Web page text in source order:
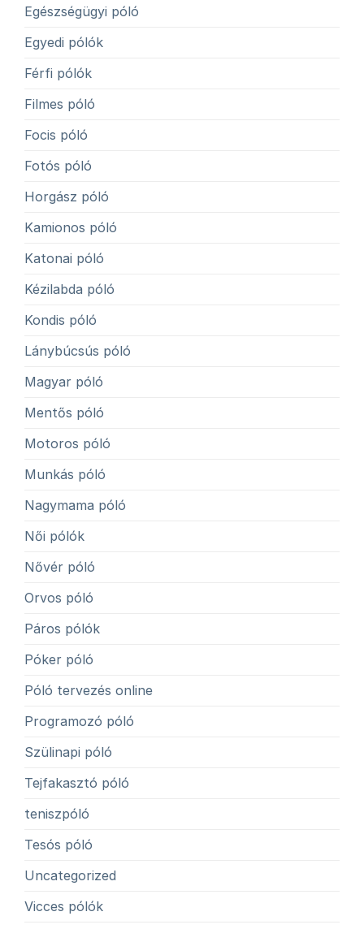
Egészségügyi póló
Egyedi pólók
Férfi pólók
Filmes póló
Focis póló
Fotós póló
Horgász póló
Kamionos póló
Katonai póló
Kézilabda póló
Kondis póló
Lánybúcsús póló
Magyar póló
Mentős póló
Motoros póló
Munkás póló
Nagymama póló
Női pólók
Nővér póló
Orvos póló
Páros pólók
Póker póló
Póló tervezés online
Programozó póló
Szülinapi póló
Tejfakasztó póló
teniszpóló
Tesós póló
Uncategorized
Vicces pólók